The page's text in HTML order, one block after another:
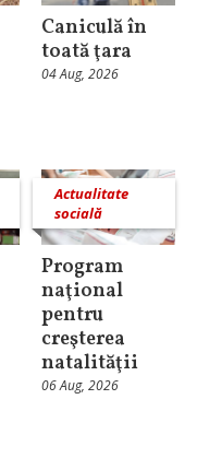
Caniculă în
toată ţara
04 Aug, 2026
Actualitate
socială
Program
naţional
pentru
creşterea
natalităţii
06 Aug, 2026